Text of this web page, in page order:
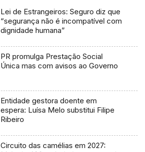
Lei de Estrangeiros: Seguro diz que
“segurança não é incompatível com
dignidade humana”
PR promulga Prestação Social
Única mas com avisos ao Governo
Entidade gestora doente em
espera: Luísa Melo substitui Filipe
Ribeiro
Circuito das camélias em 2027: